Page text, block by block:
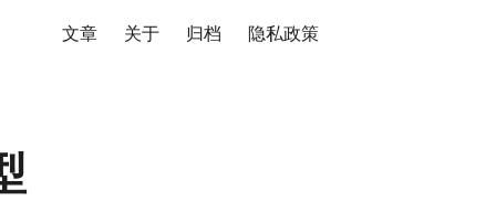
文章 关于 归档 隐私政策